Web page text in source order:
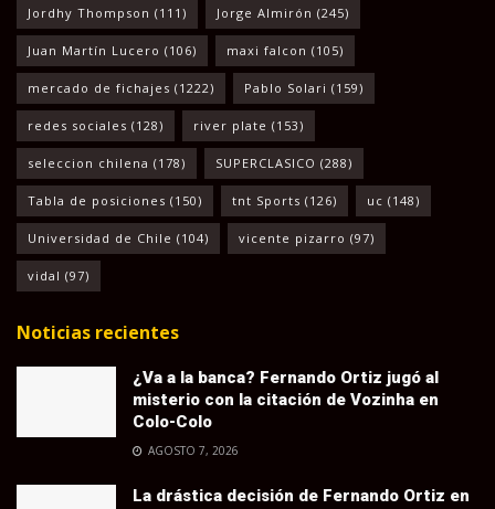
Jordhy Thompson (111) Jorge Almirón (245)
Juan Martín Lucero (106) maxi falcon (105)
mercado de fichajes (1222) Pablo Solari (159)
redes sociales (128) river plate (153)
seleccion chilena (178) SUPERCLASICO (288)
Tabla de posiciones (150) tnt Sports (126) uc (148)
Universidad de Chile (104) vicente pizarro (97)
vidal (97)
Noticias recientes
¿Va a la banca? Fernando Ortiz jugó al
misterio con la citación de Vozinha en
Colo-Colo
AGOSTO 7, 2026
La drástica decisión de Fernando Ortiz en